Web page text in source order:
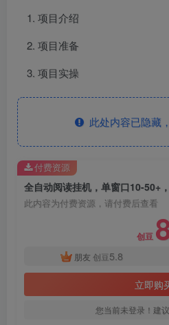
项目介绍
项目准备
项目实操
此处内容已隐藏
此内容为付费资源，请付费后查看
创豆
朋友 创豆 5.8
立即购
您当前未登录！建
付费资源